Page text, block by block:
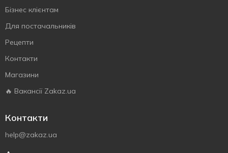
Бізнес клієнтам
Для постачальників
Рецепти
Контакти
Магазини
🔥 Вакансії Zakaz.ua
Контакти
help@zakaz.ua